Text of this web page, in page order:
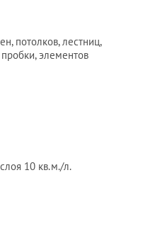
потолков, лестниц,
элементов
10 кв.м./л.